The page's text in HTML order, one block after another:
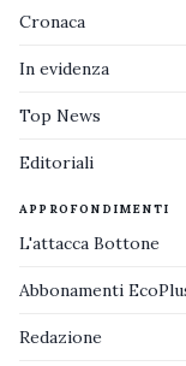
Cronaca
In evidenza
Top News
Editoriali
APPROFONDIMENTI
L'attacca Bottone
Abbonamenti
Redazione